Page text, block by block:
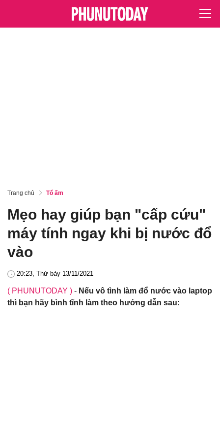
Trang chủ Tổ ấm
Mẹo hay giúp bạn "cấp cứu"
máy tính ngay khi bị nước đổ
vào
20:23, Thứ bảy 13/11/2021
( PHUNUTODAY ) - Nếu vô tình làm đổ nước vào laptop
thì bạn hãy bình tĩnh làm theo hướng dẫn sau: